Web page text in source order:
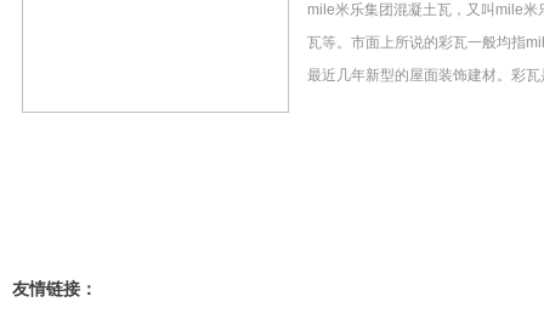
mile米乐集团混凝土瓦，又叫mile米
瓦等。市面上所说的彩瓦一般均指
最近几年新型的屋面装饰建材。彩
友情链接：